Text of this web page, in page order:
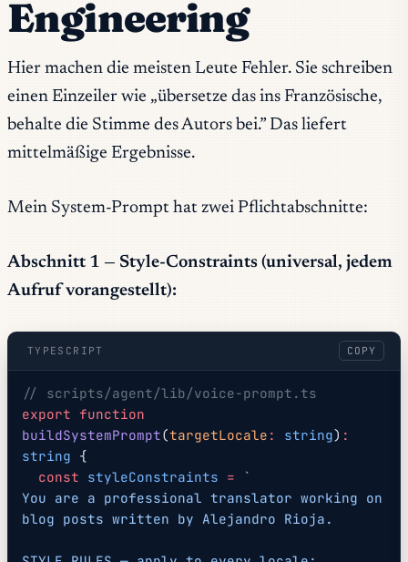
Engineering
Hier machen die meisten Leute Fehler. Sie schreiben
einen Einzeiler wie „übersetze das ins Französische,
behalte die Stimme des Autors bei.” Das liefert
mittelmäßige Ergebnisse.
Mein System-Prompt hat zwei Pflichtabschnitte:
Abschnitt 1 — Style-Constraints (universal, jedem
Aufruf vorangestellt):
TYPESCRIPT COPY
// scripts/agent/lib/voice-prompt.ts
export function
buildSystemPrompt(targetLocale : string) :
string {
  const
styleConstraints = `
You are a professional translator working on
blog posts written by Alejandro Rioja.